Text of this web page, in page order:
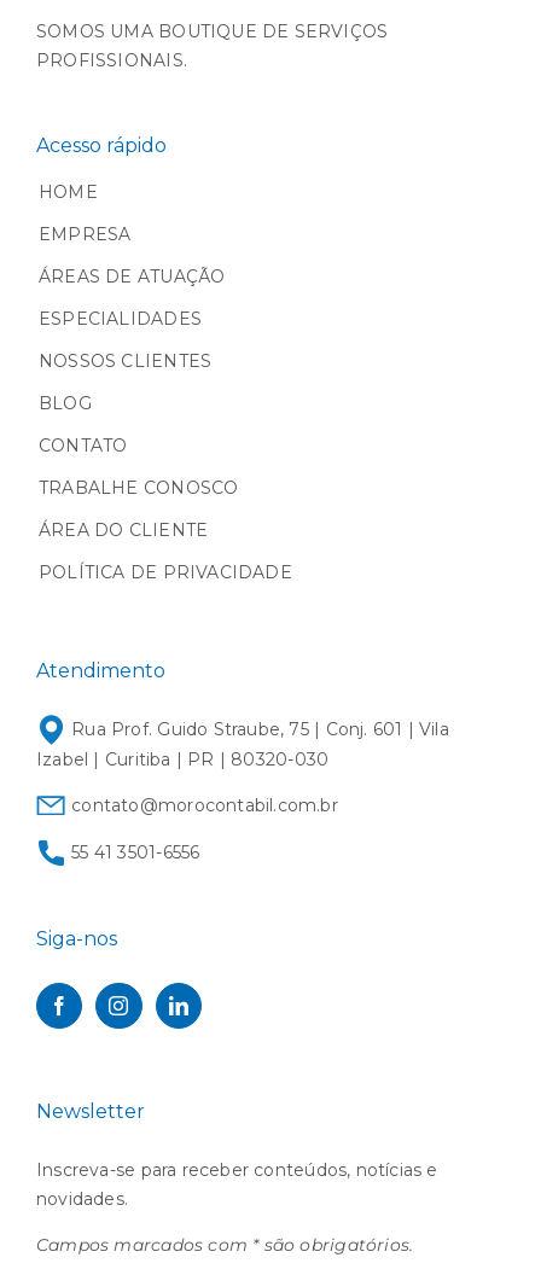
SOMOS UMA BOUTIQUE DE SERVIÇOS
PROFISSIONAIS.
Acesso rápido
HOME
EMPRESA
ÁREAS DE ATUAÇÃO
ESPECIALIDADES
NOSSOS CLIENTES
BLOG
CONTATO
TRABALHE CONOSCO
ÁREA DO CLIENTE
POLÍTICA DE PRIVACIDADE
Atendimento
Rua Prof. Guido Straube, 75 | Conj. 601 | Vila
Izabel | Curitiba | PR | 80320-030
contato@morocontabil.com.br
55 41 3501-6556
Siga-nos
Newsletter
Inscreva-se para receber conteúdos, notícias e
novidades.
Campos marcados com * são obrigatórios.